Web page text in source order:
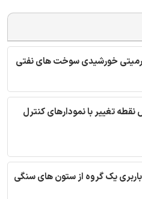
خورشیدی سوخت های نفتی
تغییر با نمودارهای کنترل
یک گروه از ستون های سنگی